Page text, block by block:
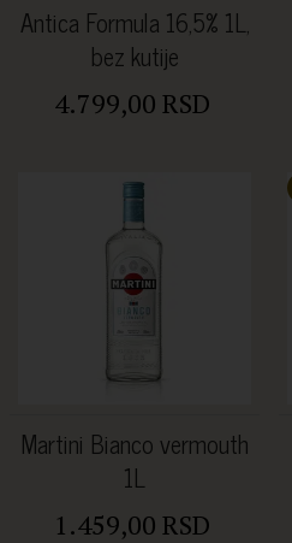
Antica Formula 16,5% 1L,
bez kutije
4.799,00 RSD
Martini Bianco vermouth
1L
1.459,00 RSD